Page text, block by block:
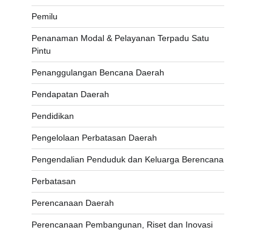
Pemilu
Penanaman Modal & Pelayanan Terpadu Satu
Pintu
Penanggulangan Bencana Daerah
Pendapatan Daerah
Pendidikan
Pengelolaan Perbatasan Daerah
Pengendalian Penduduk dan Keluarga Berencana
Perbatasan
Perencanaan Daerah
Perencanaan Pembangunan, Riset dan Inovasi